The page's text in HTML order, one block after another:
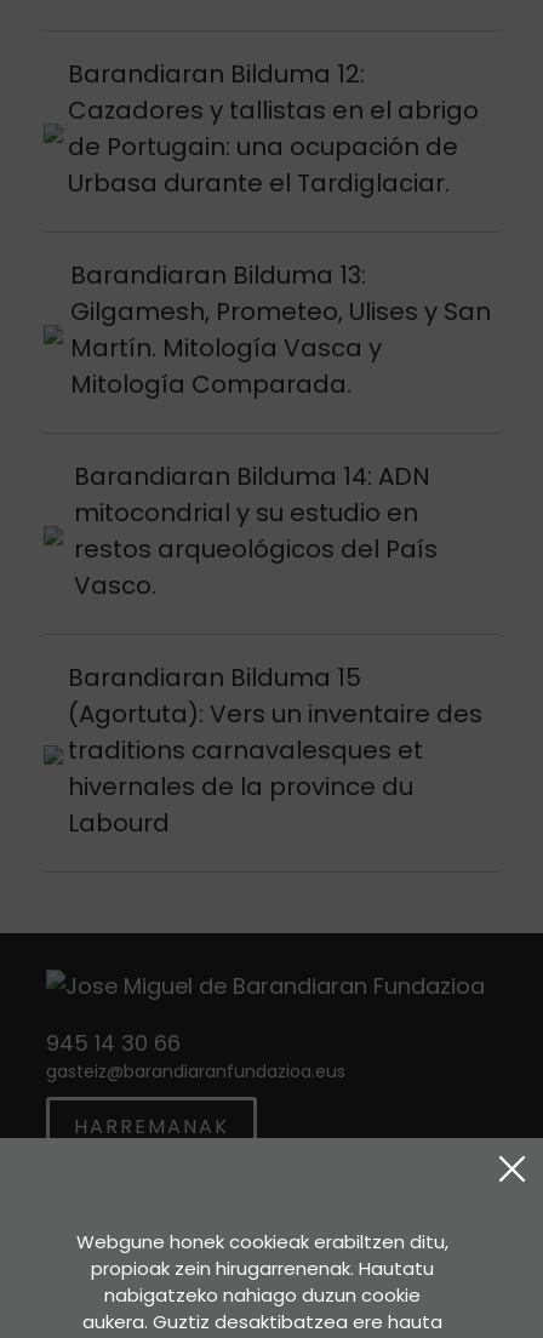
Barandiaran Bilduma 12:
Cazadores y tallistas en el abrigo
de Portugain: una ocupación de
Urbasa durante el Tardiglaciar.
Argitalpena ikusi
Barandiaran Bilduma 13:
Gilgamesh, Prometeo, Ulises y San
Martín. Mitología Vasca y
Mitología Comparada.
Argitalpena ikusi
Barandiaran Bilduma 14: ADN
mitocondrial y su estudio en
restos arqueológicos del País
Vasco.
Argitalpena ikusi
Barandiaran Bilduma 15
(Agortuta): Vers un inventaire des
traditions carnavalesques et
hivernales de la province du
Labourd
Argitalpena ikusi
945 14 30 66
gasteiz@barandiaranfundazioa.eus
HARREMANAK
Sara Etxea
Murkondo Auzoa, 4
Webgune honek cookieak erabiltzen ditu,
propioak zein hirugarrenenak. Hautatu
nabigatzeko nahiago duzun cookie
aukera. Guztiz desaktibatzea ere hauta